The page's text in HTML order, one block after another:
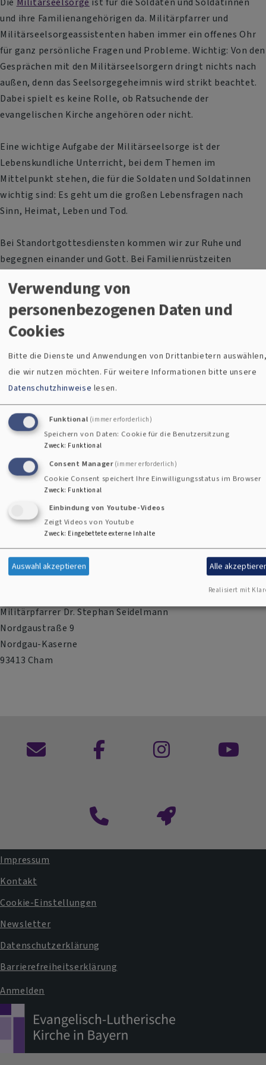
und ihre Familienangehörigen da. Militärpfarrer und
Militärseelsorgeassistenten haben immer ein offenes Ohr
für ganz persönliche Fragen und Probleme. Wichtig: Von den
Gesprächen mit den Militärseelsorgern dringt nichts nach
außen, denn das Seelsorgegeheimnis wird strikt beachtet.
Dabei spielt es keine Rolle, ob Ratsuchende der
evangelischen Kirche angehören oder nicht.
Eine wichtige Aufgabe der Militärseelsorge ist der
Lebenskundliche Unterricht, bei dem Themen im
Mittelpunkt stehen, die für die Soldaten und Soldatinnen
wichtig sind: Es geht um die großen Lebensfragen nach
Sinn, Heimat, Leben und Tod.
Bei Standortgottesdiensten kommen wir zur Ruhe und
begegnen einander und Gott. Bei Familienrüstzeiten
Alltag. Dazu sind wir in Freizeithäusern in ganz Deutschland
zu Gast.
Hier erreichen Sie die Militärseelsorger
Standort Amberg
Evangelisches Militärpfarramt Kümmersbruck
Militärpfarrer Heiko Blank
Schweppermannstraße 45
92245 Kümmersbruck
Standort Weiden
Militärpfarrer Günter Daum
Frauenrichter Straße 142
92637 Weiden
Standort Cham
Militärpfarrer Dr. Stephan Seidelmann
Nordgaustraße 9
Nordgau-Kaserne
93413 Cham
Kontaktformular
Fußbereichsmenü
Impressum
Kontakt
Cookie-Einstellungen
Newsletter
Datenschutzerklärung
Barrierefreiheitserklärung
Benutzermenü
Anmelden
Verwendung von
personenbezogenen Daten und
Cookies
Bitte die Dienste und Anwendungen von Drittanbietern
die wir nutzen möchten.Für weitere Informationen bitte unsere
Datenschutzhinweise lesen.
Funktional (immer erforderlich)
Speichern von Daten: Cookie für die Benutzersitzung
Zweck: Funktional
Consent Manager (immer erforderlich)
Cookie Consent speichert Ihre Einwilligungsstatus im Browser
Zweck: Funktional
Einbindung von Youtube-Videos
Zeigt Videos von Youtube
Zweck: Eingebettete externe Inhalte
Auswahl akzeptieren Alle
Realisiert mit